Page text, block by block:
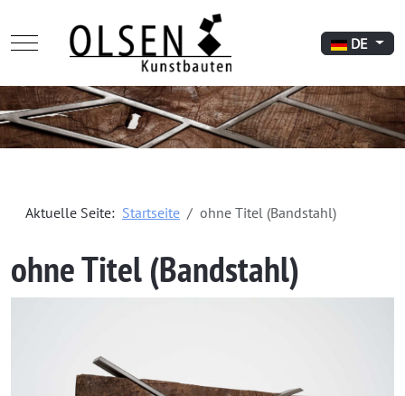
Mobile Menu Toggle Sprache
DE
Aktuelle Seite: Startseite ohne Titel (Bandstahl)
ohne Titel (Bandstahl)